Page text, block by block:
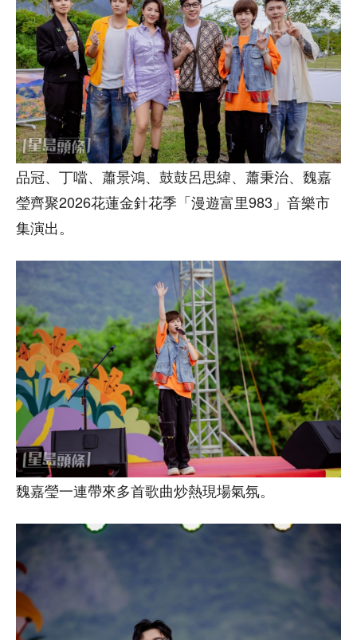
品冠、丁噹、蕭景鴻、鼓鼓呂思緯、蕭秉治、魏嘉
瑩齊聚2026花蓮金針花季「漫遊富里983」音樂市
集演出。
魏嘉瑩一連帶來多首歌曲炒熱現場氣氛。